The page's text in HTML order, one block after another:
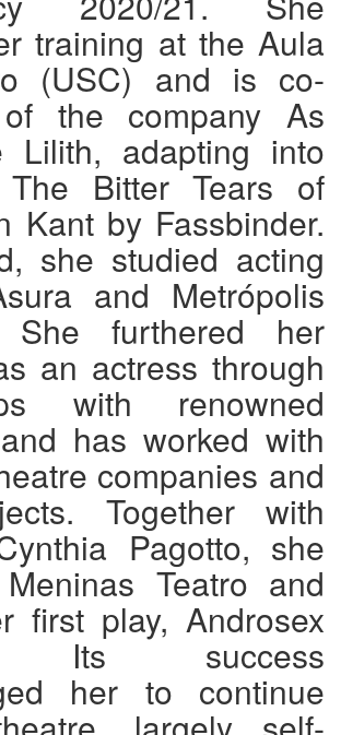
training at the Aula
(USC) and is co-
the company As
Lilith, adapting into
The Bitter Tears of
Kant by Fassbinder.
she studied acting
and Metrópolis
She furthered her
an actress through
with renowned
has worked with
companies and
Together with
Pagotto, she
Teatro and
first play, Androsex
Its success
her to continue